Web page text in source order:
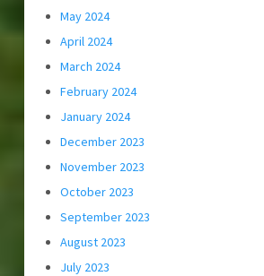
May 2024
April 2024
March 2024
February 2024
January 2024
December 2023
November 2023
October 2023
September 2023
August 2023
July 2023